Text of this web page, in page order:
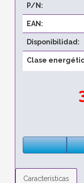
P/N:
EAN:
Disponibilidad:
Clase
Características